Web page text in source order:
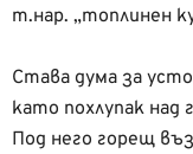
т.нар. „топлинен
Става дума за
като похлупак над
Под него горещ